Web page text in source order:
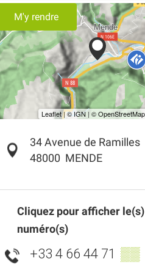
M'y rendre
34 Avenue de Ramilles
48000 MENDE
Cliquez pour afficher le(s)
numéro(s)
+33 4 66 44 71 ▒▒